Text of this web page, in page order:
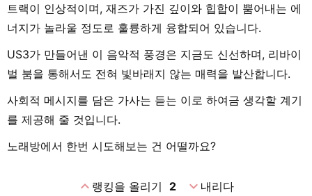
트랙이 인상적이며, 재즈가 가진 깊이와 힙합이 뿜어내는 에
너지가 놀라울 정도로 훌륭하게 융합되어 있습니다.
US3가 만들어낸 이 음악적 풍경은 지금도 신선하며, 리바이
벌 붐을 통해서도 전혀 빛바래지 않는 매력을 발산합니다.
사회적 메시지를 담은 가사는 듣는 이로 하여금 생각할 계기
를 제공해 줄 것입니다.
노래방에서 한번 시도해보는 건 어떨까요?
expand_less랭킹을 올리기 2 expand_more내리다